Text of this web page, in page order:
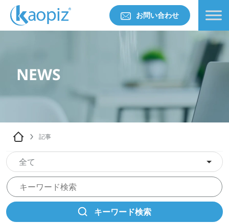
お問い合わせ
NEWS
記事
全て
キーワード検索